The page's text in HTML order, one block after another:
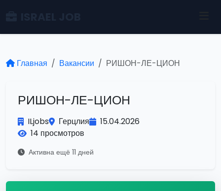
Главная Вакансии РИШОН-ЛЕ-ЦИОН
РИШОН-ЛЕ-ЦИОН
ILjobs Герцлия
15.04.2026
14 просмотров
Активна ещё 11 дней